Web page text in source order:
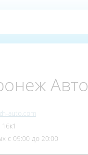
Авто
auto.com
с 09:00 до 20:00